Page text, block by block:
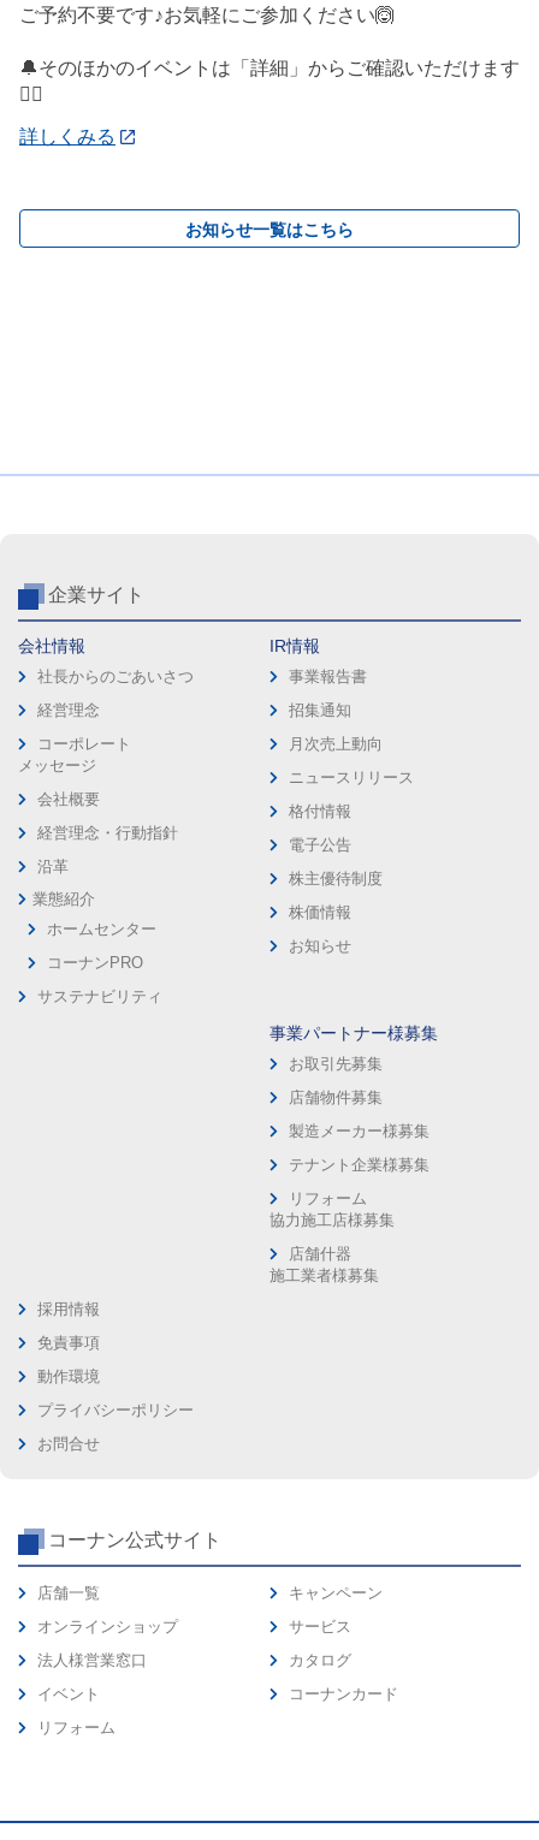
ご予約不要です♪お気軽にご参加ください🙆
🔔そのほかのイベントは「詳細」からご確認いただけます
💁‍♀️
詳しくみる
お知らせ一覧はこちら
企業サイト
会社情報
社長からのごあいさつ
経営理念
コーポレート
メッセージ
会社概要
経営理念・行動指針
沿革
業態紹介
ホームセンター
コーナンPRO
サステナビリティ
IR情報
事業報告書
招集通知
月次売上動向
ニュースリリース
格付情報
電子公告
株主優待制度
株価情報
お知らせ
事業パートナー様募集
お取引先募集
店舗物件募集
製造メーカー様募集
テナント企業様募集
リフォーム
協力施工店様募集
店舗什器
施工業者様募集
採用情報
免責事項
動作環境
プライバシーポリシー
お問合せ
コーナン公式サイト
店舗一覧
オンラインショップ
法人様営業窓口
イベント
リフォーム
キャンペーン
サービス
カタログ
コーナンカード